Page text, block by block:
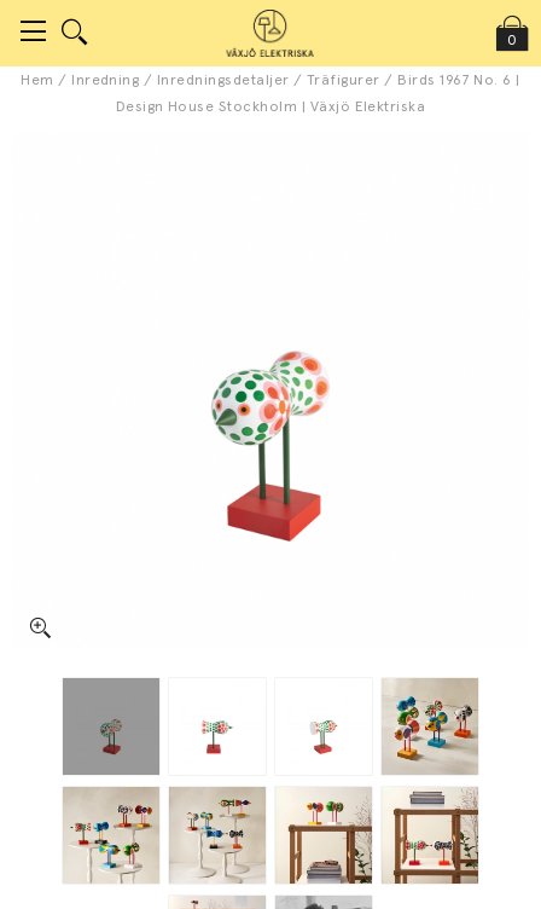
0
Hem / Inredning / Inredningsdetaljer / Träfigurer / Birds 1967 No. 6 |
Design House Stockholm | Växjö Elektriska